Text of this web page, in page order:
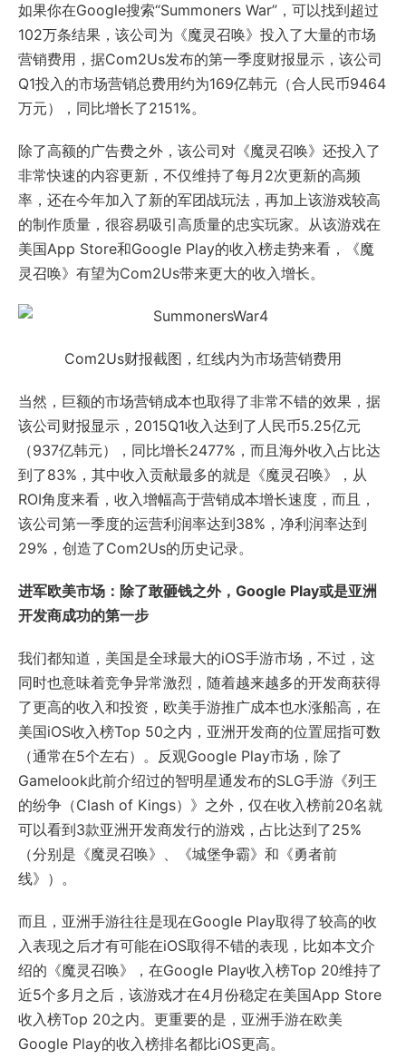
如果你在Google搜索“Summoners War”，可以找到超过
102万条结果，该公司为《魔灵召唤》投入了大量的市场
营销费用，据Com2Us发布的第一季度财报显示，该公司
Q1投入的市场营销总费用约为169亿韩元（合人民币9464
万元），同比增长了2151%。
除了高额的广告费之外，该公司对《魔灵召唤》还投入了
非常快速的内容更新，不仅维持了每月2次更新的高频
率，还在今年加入了新的军团战玩法，再加上该游戏较高
的制作质量，很容易吸引高质量的忠实玩家。从该游戏在
美国App Store和Google Play的收入榜走势来看，《魔
灵召唤》有望为Com2Us带来更大的收入增长。
Com2Us财报截图，红线内为市场营销费用
当然，巨额的市场营销成本也取得了非常不错的效果，据
该公司财报显示，2015Q1收入达到了人民币5.25亿元
（937亿韩元），同比增长2477%，而且海外收入占比达
到了83%，其中收入贡献最多的就是《魔灵召唤》，从
ROI角度来看，收入增幅高于营销成本增长速度，而且，
该公司第一季度的运营利润率达到38%，净利润率达到
29%，创造了Com2Us的历史记录。
进军欧美市场：除了敢砸钱之外，Google Play或是亚洲
开发商成功的第一步
我们都知道，美国是全球最大的iOS手游市场，不过，这
同时也意味着竞争异常激烈，随着越来越多的开发商获得
了更高的收入和投资，欧美手游推广成本也水涨船高，在
美国iOS收入榜Top 50之内，亚洲开发商的位置屈指可数
（通常在5个左右）。反观Google Play市场，除了
Gamelook此前介绍过的智明星通发布的SLG手游《列王
的纷争（Clash of Kings）》之外，仅在收入榜前20名就
可以看到3款亚洲开发商发行的游戏，占比达到了25%
（分别是《魔灵召唤》、《城堡争霸》和《勇者前
线》）。
而且，亚洲手游往往是现在Google Play取得了较高的收
入表现之后才有可能在iOS取得不错的表现，比如本文介
绍的《魔灵召唤》，在Google Play收入榜Top 20维持了
近5个多月之后，该游戏才在4月份稳定在美国App Store
收入榜Top 20之内。更重要的是，亚洲手游在欧美
Google Play的收入榜排名都比iOS更高。